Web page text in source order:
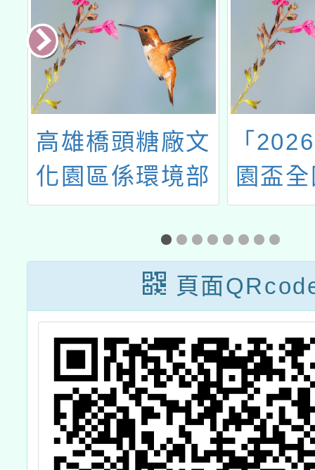
高雄橋頭糖廠文
化園區係環境部
國家環境研究院
認證之環境教育
設施場所，可搭
配教育學程及戶
外學習一案
「
園盃
籃球
頁面